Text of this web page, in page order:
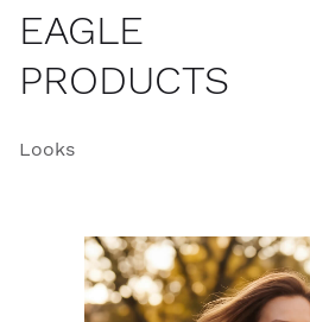
EAGLE
PRODUCTS
Looks